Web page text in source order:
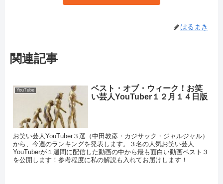
はるまき
関連記事
YouTube
ベスト・オブ・ウィーク！お笑
い芸人YouTuber１２月１４日版
お笑い芸人YouTuber３選（中田敦彦・カジサック・ジャルジャル）
から、今週のランキングを発表します。３名の人気お笑い芸人
YouTuberが１週間に配信した動画の中から最も面白い動画ベスト３
を公開します！参考程度に私の解説も入れてお届けします！